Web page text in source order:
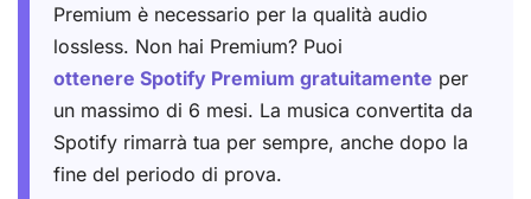
Premium è necessario per la qualità audio
lossless. Non hai Premium? Puoi
ottenere Spotify Premium gratuitamente per
un massimo di 6 mesi. La musica convertita da
Spotify rimarrà tua per sempre, anche dopo la
fine del periodo di prova.